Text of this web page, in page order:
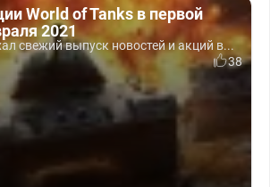
World of Tanks в первой
2021
свежий выпуск новостей и акций в...
38